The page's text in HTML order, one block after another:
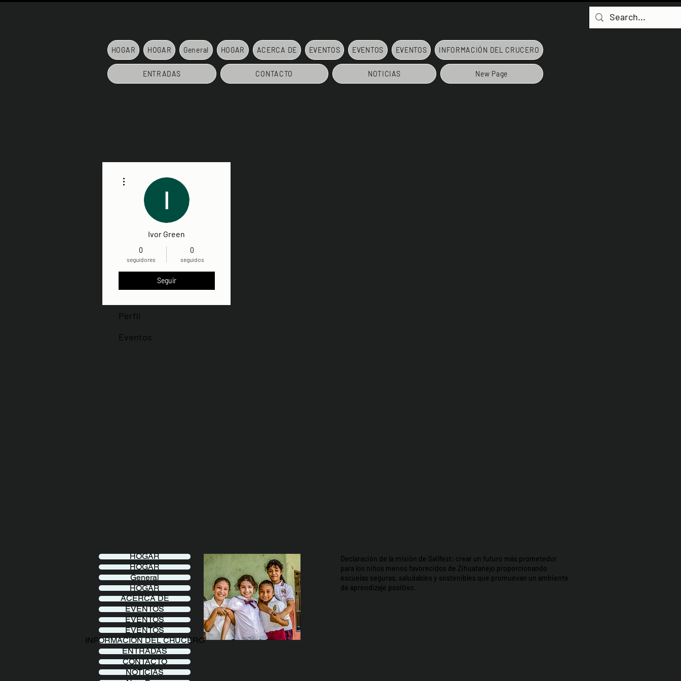
HOGAR HOGAR General HOGAR ACERCA DE EVENTOS EVENTOS EVENTOS INFORMACIÓN DEL CRUCERO
ENTRADAS CONTACTO NOTICIAS New Page
Ivor Green
0
seguidores
0
seguidos
Seguir
Perfil
Eventos
HOGAR
HOGAR
General
HOGAR
ACERCA DE
EVENTOS
EVENTOS
EVENTOS
INFORMACIÓN DEL CRUCERO
ENTRADAS
CONTACTO
NOTICIAS
Declaración de la misión de Sailfest: crear un futuro más prometedor
para los niños menos favorecidos de Zihuatanejo proporcionando
escuelas seguras, saludables y sostenibles que promuevan un ambiente
de aprendizaje positivo.